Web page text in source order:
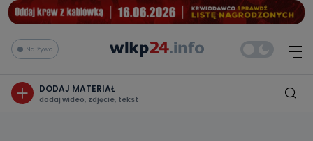
Na żywo
DODAJ MATERIAŁ
dodaj wideo, zdjęcie, tekst